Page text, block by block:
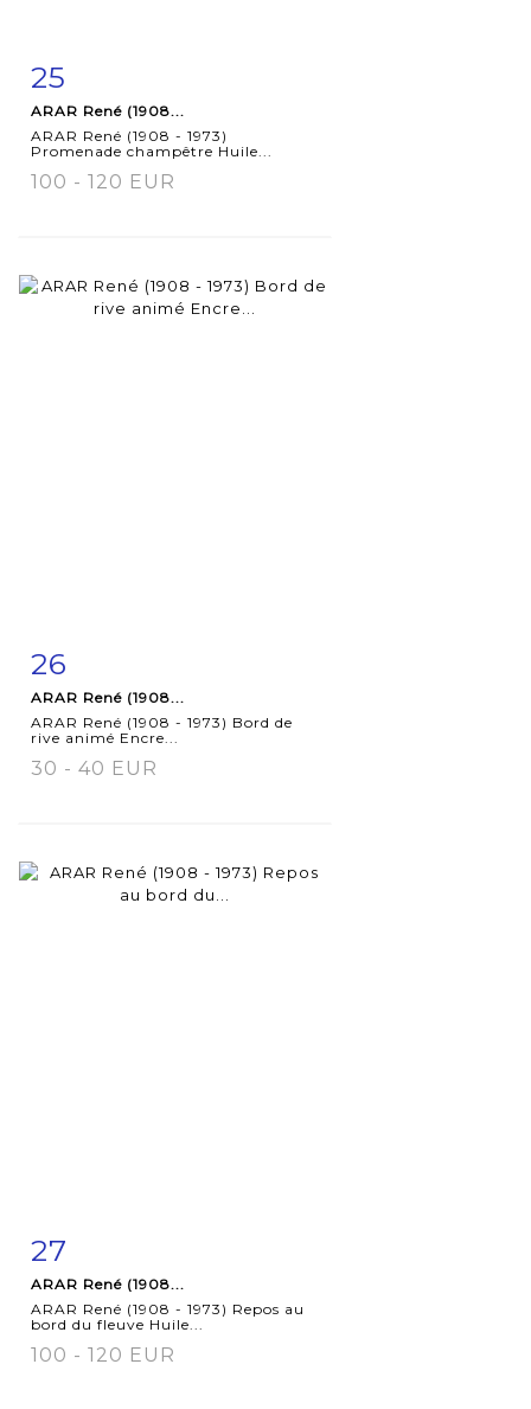
détaillée
25
ARAR René (1908...
ARAR René (1908 - 1973)
Promenade champêtre Huile...
100 - 120 EUR
détaillée
26
ARAR René (1908...
ARAR René (1908 - 1973) Bord de
rive animé Encre...
30 - 40 EUR
détaillée
27
ARAR René (1908...
ARAR René (1908 - 1973) Repos au
bord du fleuve Huile...
100 - 120 EUR